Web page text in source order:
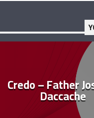
Credo – Father
Daccache